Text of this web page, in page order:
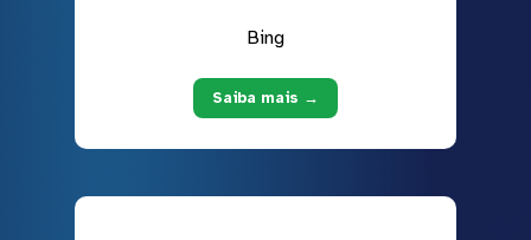
Bing
Saiba mais →